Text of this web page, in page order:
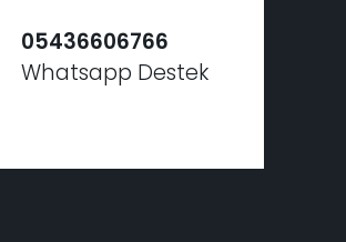
05436606766
Whatsapp Destek